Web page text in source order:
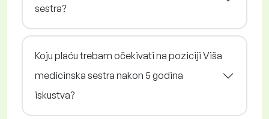
sestra?
Koju plaću trebam očekivati na poziciji Viša
medicinska sestra nakon 5 godina
iskustva?